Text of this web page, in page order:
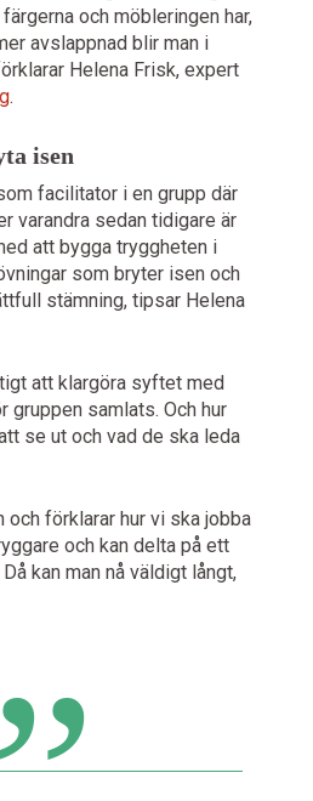
och möbleringen har,
avslappnad blir man i
Helena Frisk, expert
.
isen
facilitator i en grupp där
varandra sedan tidigare är
att bygga tryggheten i
som bryter isen och
stämning, tipsar Helena
att klargöra syftet med
gruppen samlats. Och hur
se ut och vad de ska leda
och förklarar hur vi ska jobba
och kan delta på ett
kan man nå väldigt långt,